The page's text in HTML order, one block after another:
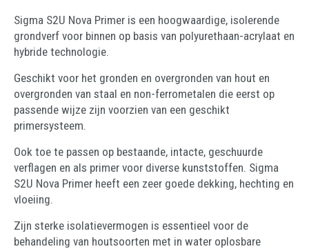
Sigma S2U Nova Primer is een hoogwaardige, isolerende
grondverf voor binnen op basis van polyurethaan-acrylaat en
hybride technologie.
Geschikt voor het gronden en overgronden van hout en
overgronden van staal en non-ferrometalen die eerst op
passende wijze zijn voorzien van een geschikt
primersysteem.
Ook toe te passen op bestaande, intacte, geschuurde
verflagen en als primer voor diverse kunststoffen. Sigma
S2U Nova Primer heeft een zeer goede dekking, hechting en
vloeiing.
Zijn sterke isolatievermogen is essentieel voor de
behandeling van houtsoorten met in water oplosbare